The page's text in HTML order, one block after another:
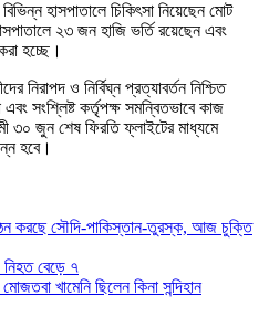
হাসপাতালে চিকিৎসা নিয়েছেন মোট
২৩ জন হাজি ভর্তি রয়েছেন এবং
হচ্ছে।
নিরাপদ ও নির্বিঘ্ন প্রত্যাবর্তন নিশ্চিত
সংশ্লিষ্ট কর্তৃপক্ষ সমন্বিতভাবে কাজ
৩০ জুন শেষ ফিরতি ফ্লাইটের মাধ্যমে
হবে।
করছে সৌদি-পাকিস্তান-তুরস্ক, আজ চুক্তি
নিহত বেড়ে ৭
খামেনি ছিলেন কিনা সন্দিহান